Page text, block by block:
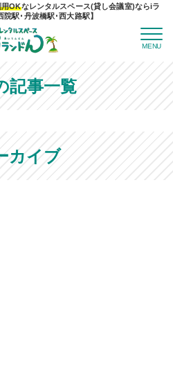
用OKなレンタルスペース(貸し会議室)ならiラ
院駅･丹波橋駅･西大路駅】
記事一覧
MENU
カイブ